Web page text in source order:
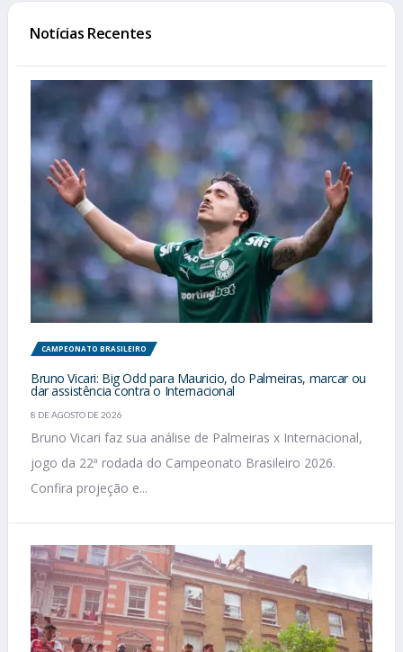
Notícias Recentes
CAMPEONATO BRASILEIRO
Bruno Vicari: Big Odd para Mauricio, do Palmeiras, marcar ou
dar assistência contra o Internacional
8 DE AGOSTO DE 2026
Bruno Vicari faz sua análise de Palmeiras x Internacional,
jogo da 22ª rodada do Campeonato Brasileiro 2026.
Confira projeção e...